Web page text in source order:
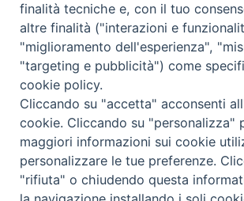
Copyright © 2019 - Tutti i
Trentina Editrice
Privacy Policy
finalità tecniche e, con il tuo
altre finalità ("interazioni e
"miglioramento dell'esperienza",
"targeting e pubblicità") come
cookie policy.
Cliccando su "accetta" acconsenti
cookie. Cliccando su "personalizza"
maggiori informazioni sui cookie
personalizzare le tue preferenze.
"rifiuta" o chiudendo questa